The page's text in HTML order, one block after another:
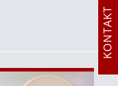
KONTAKT